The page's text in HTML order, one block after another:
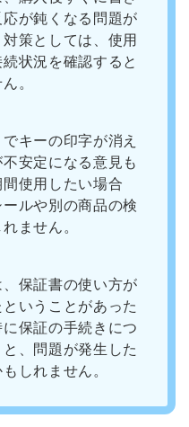
が鈍くなる問題が
策としては、使用
状況を確認すると
。
キーの印字が消え
安定になる意見も
使用したい場合
ルや別の商品の検
ません。
保証書の使い方が
いうことがあった
保証の手続きにつ
、問題が発生した
しれません。